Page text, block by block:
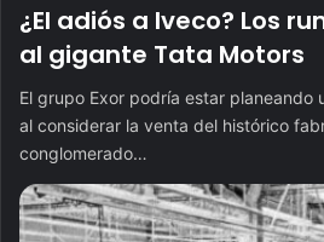
¿El adiós a Iveco? Los
al gigante Tata Motors
El grupo Exor podría estar planeando
al considerar la venta del histórico
conglomerado…